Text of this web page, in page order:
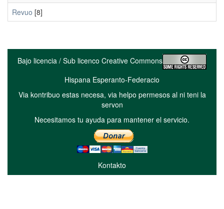
Revuo [8]
Bajo licencia / Sub licenco Creative Commons
Hispana Esperanto-Federacio
Via kontribuo estas necesa, via helpo permesos al ni teni la
servon
Necesitamos tu ayuda para mantener el servicio.
Kontakto